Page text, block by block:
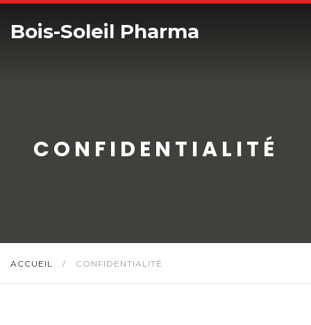
Bois-Soleil Pharma
CONFIDENTIALITÉ
ACCUEIL / CONFIDENTIALITÉ